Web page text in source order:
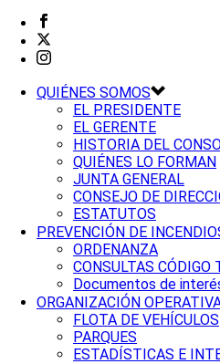
QUIÉNES SOMOS
EL PRESIDENTE
EL GERENTE
HISTORIA DEL
QUIÉNES LO FORMAN
JUNTA GENERAL
CONSEJO DE
ESTATUTOS
PREVENCIÓN DE
ORDENANZA
CONSULTAS CÓDIGO
Documentos de
ORGANIZACIÓN
FLOTA DE VEHÍCULOS
PARQUES
ESTADÍSTICAS E